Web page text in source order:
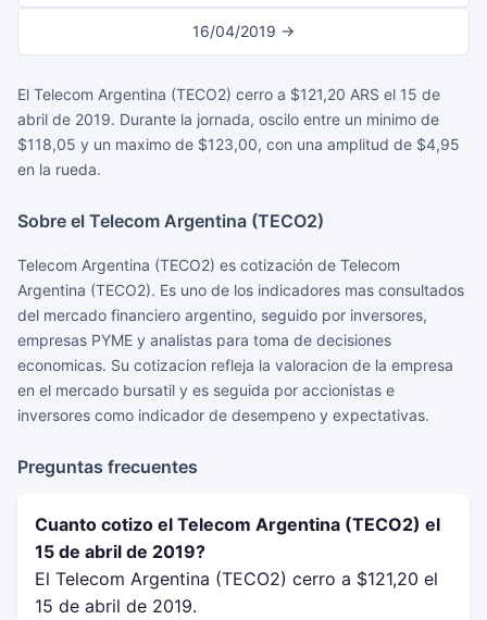
16/04/2019 →
El Telecom Argentina (TECO2) cerro a $121,20 ARS el 15 de
abril de 2019. Durante la jornada, oscilo entre un minimo de
$118,05 y un maximo de $123,00, con una amplitud de $4,95
en la rueda.
Sobre el Telecom Argentina (TECO2)
Telecom Argentina (TECO2) es cotización de Telecom
Argentina (TECO2). Es uno de los indicadores mas consultados
del mercado financiero argentino, seguido por inversores,
empresas PYME y analistas para toma de decisiones
economicas. Su cotizacion refleja la valoracion de la empresa
en el mercado bursatil y es seguida por accionistas e
inversores como indicador de desempeno y expectativas.
Preguntas frecuentes
Cuanto cotizo el Telecom Argentina (TECO2) el
15 de abril de 2019?
El Telecom Argentina (TECO2) cerro a $121,20 el
15 de abril de 2019.